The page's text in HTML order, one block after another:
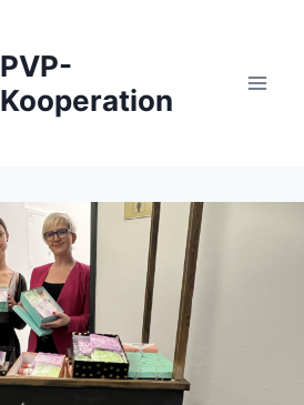
PVP-
Kooperation